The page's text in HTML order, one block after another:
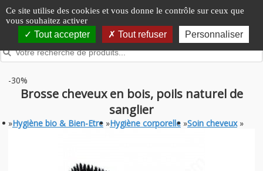
Panneau de gestion des cookies
Ce site utilise des cookies et vous donne le contrôle sur ceux que
vous souhaitez activer
Tout accepter Tout refuser Personnaliser
-30%
Brosse cheveux en bois, poils naturel de
sanglier
»Hygiène bio & Bien-Etre »Hygiène corporelle »Soin cheveux »